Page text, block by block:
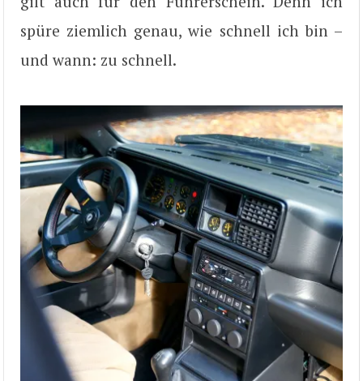
spüre ziemlich genau, wie schnell ich bin –
und wann: zu schnell.